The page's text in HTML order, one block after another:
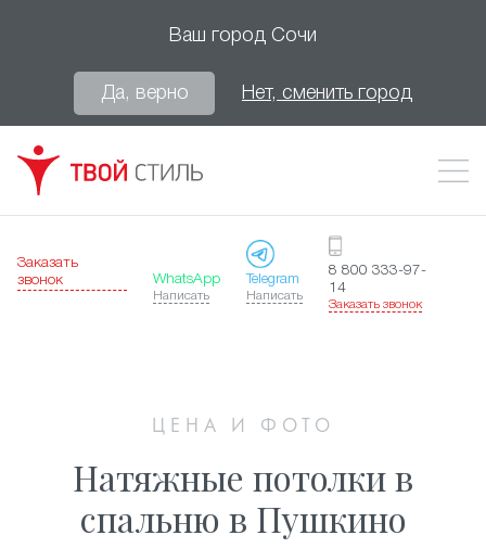
Ваш город Сочи
Да, верно Нет, сменить город
Заказать
звонок
WhatsApp
Написать
Telegram
Написать
8 800 333-97-
14
Заказать звонок
ЦЕНА И ФОТО
Натяжные потолки в
спальню в Пушкино